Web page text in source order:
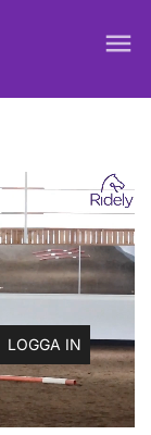
menu
LOGGA IN